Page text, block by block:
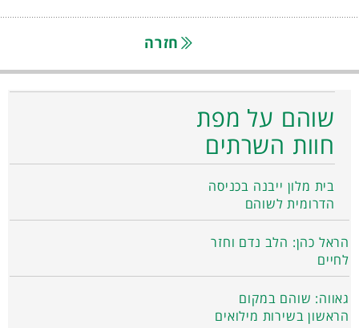
חזרה
שוהם על מפת
חוות השרתים
בית מלון ייבנה בכניסה
הדרומית לשוהם
הראל כהן: הלב נדם וחזר
לחיים
גאווה: שוהם במקום
הראשון בשירות מילואים